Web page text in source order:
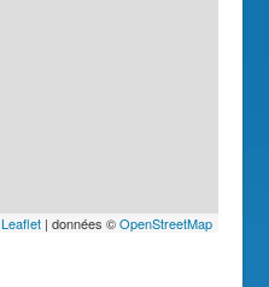
Leaflet| données ©OpenStreetMap